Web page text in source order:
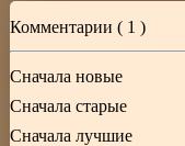
Комментарии ( 1 )
Сначала новые
Сначала старые
Сначала лучшие